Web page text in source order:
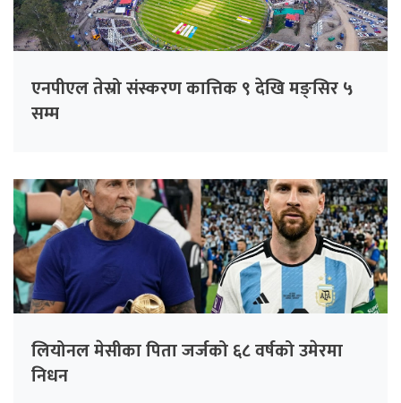
एनपीएल तेस्रो संस्करण कात्तिक ९ देखि मङ्सिर ५
सम्म
लियोनल मेसीका पिता जर्जको ६८ वर्षको उमेरमा
निधन